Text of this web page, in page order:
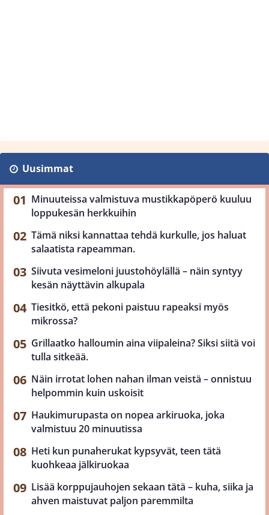
Uusimmat
Minuuteissa valmistuva mustikkapöperö kuuluu
loppukesän herkkuihin
Tämä niksi kannattaa tehdä kurkulle, jos haluat
salaatista rapeamman.
Siivuta vesimeloni juustohöylällä – näin syntyy
kesän näyttävin alkupala
Tiesitkö, että pekoni paistuu rapeaksi myös
mikrossa?
Grillaatko halloumin aina viipaleina? Siksi siitä voi
tulla sitkeää.
Näin irrotat lohen nahan ilman veistä – onnistuu
helpommin kuin uskoisit
Haukimurupasta on nopea arkiruoka, joka
valmistuu 20 minuutissa
Heti kun punaherukat kypsyvät, teen tätä
kuohkeaa jälkiruokaa
Lisää korppujauhojen sekaan tätä – kuha, siika ja
ahven maistuvat paljon paremmilta